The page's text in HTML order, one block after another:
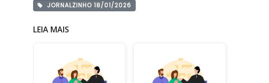
JORNALZINHO 18/01/2026
LEIA MAIS